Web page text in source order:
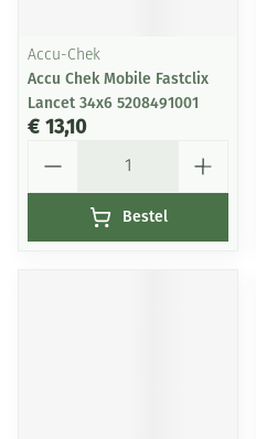
Accu-Chek
Accu Chek Mobile Fastclix
Lancet 34x6 5208491001
€ 13,10
Bestel